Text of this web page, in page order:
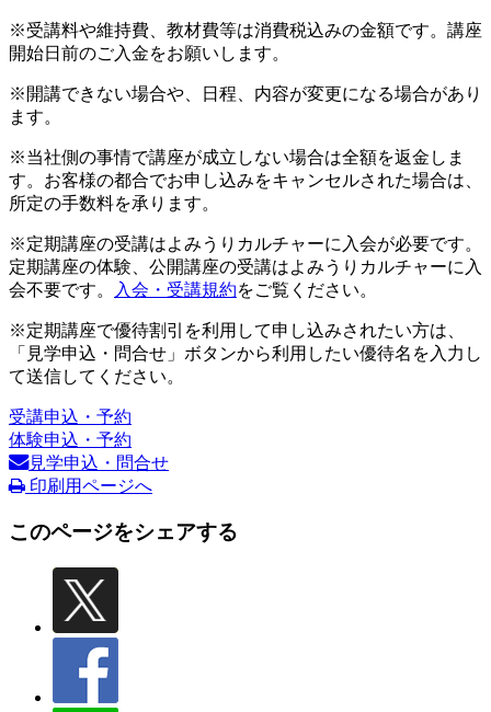
※受講料や維持費、教材費等は消費税込みの金額です。講座
開始日前のご入金をお願いします。
※開講できない場合や、日程、内容が変更になる場合があり
ます。
※当社側の事情で講座が成立しない場合は全額を返金しま
す。お客様の都合でお申し込みをキャンセルされた場合は、
所定の手数料を承ります。
※定期講座の受講はよみうりカルチャーに入会が必要です。
定期講座の体験、公開講座の受講はよみうりカルチャーに入
会不要です。
入会・受講規約をご覧ください。
※定期講座で優待割引を利用して申し込みされたい方は、
「見学申込・問合せ」ボタンから利用したい優待名を入力し
て送信してください。
受講申込・予約
体験申込・予約
見学申込・問合せ
印刷用ページへ
このページをシェアする